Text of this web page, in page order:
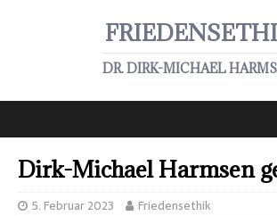
DR. DIRK-MICHAEL
Dirk-Michael Harmsen
5. Februar 2023 Friedensethik